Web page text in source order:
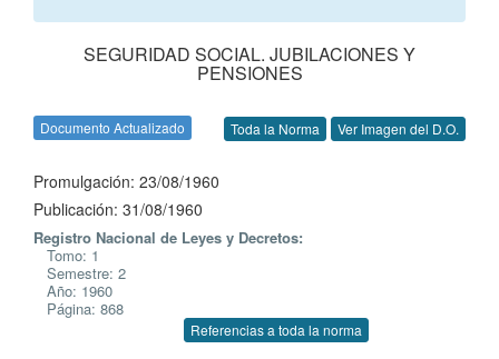
SEGURIDAD SOCIAL. JUBILACIONES Y
PENSIONES
Documento Actualizado Toda la Norma Ver Imagen del D.O.
Promulgación: 23/08/1960
Publicación: 31/08/1960
Registro Nacional de Leyes y Decretos:
Tomo: 1
Semestre: 2
Año: 1960
Página: 868
Referencias a toda la norma